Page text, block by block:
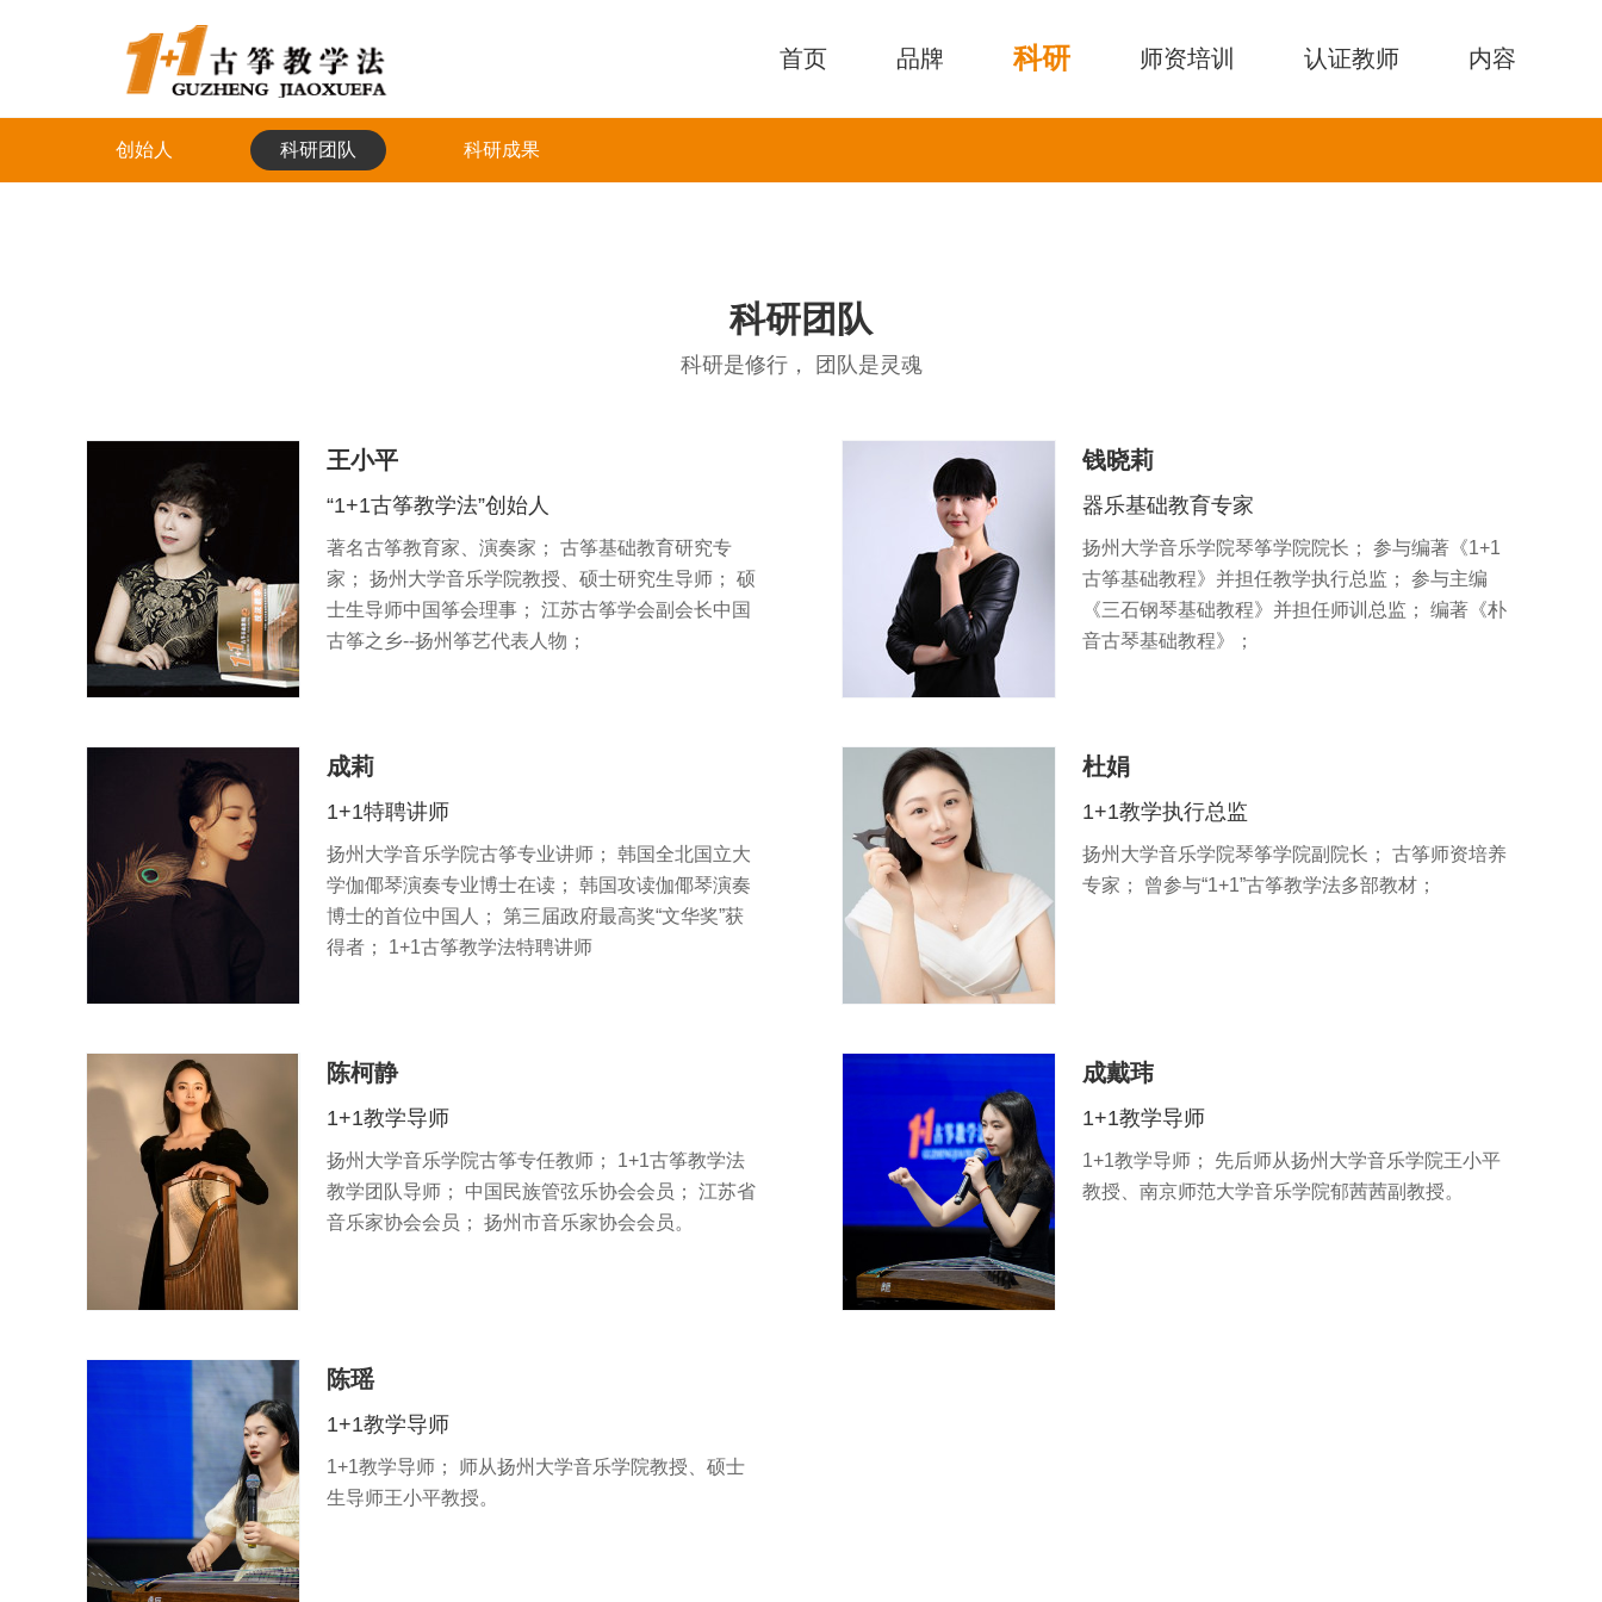
首页 品牌 科研 师资培训 认证教师 内容
创始人 科研团队 科研成果
科研团队
科研是修行， 团队是灵魂
王小平
“1+1古筝教学法”创始人
著名古筝教育家、演奏家； 古筝基础教育研究专
家； 扬州大学音乐学院教授、硕士研究生导师； 硕
士生导师中国筝会理事； 江苏古筝学会副会长中国
古筝之乡--扬州筝艺代表人物；
钱晓莉
器乐基础教育专家
扬州大学音乐学院琴筝学院院长； 参与编著《1+1
古筝基础教程》并担任教学执行总监； 参与主编
《三石钢琴基础教程》并担任师训总监； 编著《朴
音古琴基础教程》；
成莉
1+1特聘讲师
扬州大学音乐学院古筝专业讲师； 韩国全北国立大
学伽倻琴演奏专业博士在读； 韩国攻读伽倻琴演奏
博士的首位中国人； 第三届政府最高奖“文华奖”获
得者； 1+1古筝教学法特聘讲师
杜娟
1+1教学执行总监
扬州大学音乐学院琴筝学院副院长； 古筝师资培养
专家； 曾参与“1+1”古筝教学法多部教材；
陈柯静
1+1教学导师
扬州大学音乐学院古筝专任教师； 1+1古筝教学法
教学团队导师； 中国民族管弦乐协会会员； 江苏省
音乐家协会会员； 扬州市音乐家协会会员。
成戴玮
1+1教学导师
1+1教学导师； 先后师从扬州大学音乐学院王小平
教授、南京师范大学音乐学院郁茜茜副教授。
陈瑶
1+1教学导师
1+1教学导师； 师从扬州大学音乐学院教授、硕士
生导师王小平教授。